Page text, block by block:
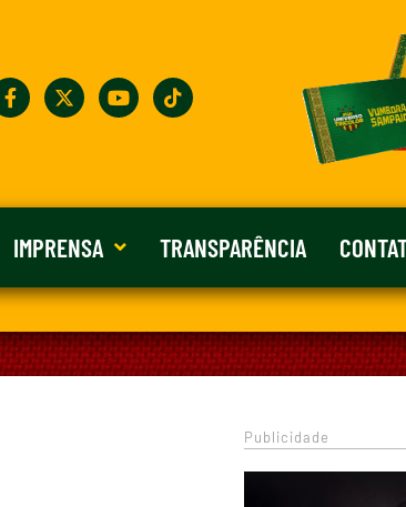
IMPRENSA TRANSPARÊNCIA
Publicidade